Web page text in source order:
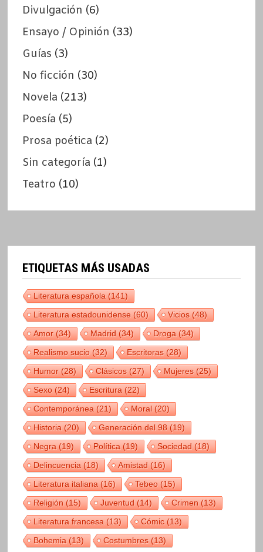
Divulgación (6)
Ensayo / Opinión (33)
Guías (3)
No ficción (30)
Novela (213)
Poesía (5)
Prosa poética (2)
Sin categoría (1)
Teatro (10)
ETIQUETAS MÁS USADAS
Literatura española(141)
Literatura estadounidense(60) Vicios(48)
Amor(34) Madrid(34) Droga(34)
Realismo sucio(32) Escritoras(28)
Humor(28) Clásicos(27) Mujeres(25)
Sexo(24) Escritura(22)
Contemporánea(21) Moral(20)
Historia(20) Generación del 98(19)
Negra(19) Política(19) Sociedad(18)
Delincuencia(18) Amistad(16)
Literatura italiana(16) Tebeo(15)
Religión(15) Juventud(14) Crimen(13)
Literatura francesa(13) Cómic(13)
Bohemia(13) Costumbres(13)